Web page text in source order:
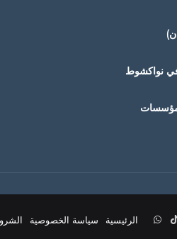
في نواكشوط
الرئيسية سياسة الخصوصية ‫TikTokواتساب